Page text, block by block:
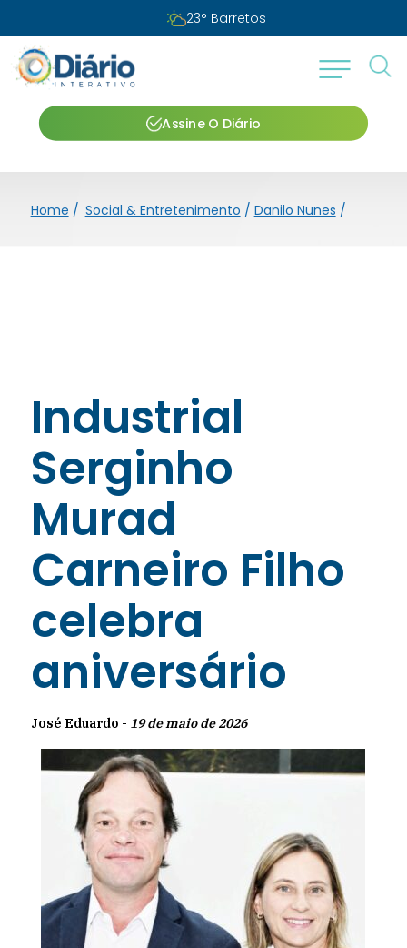
23° Barretos
Assine O Diário
Home / Social & Entretenimento / Danilo Nunes /
Industrial
Serginho
Murad
Carneiro Filho
celebra
aniversário
José Eduardo - 19 de maio de 2026